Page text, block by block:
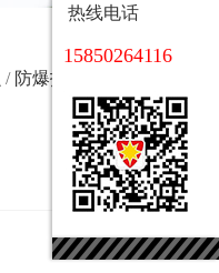
/ 防爆技术交流区
热线电话
15850264116